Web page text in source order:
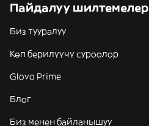
Пайдалуу шилтемелер
Биз тууралуу
Көп берилүүчү суроолор
Glovo Prime
Блог
Биз менен байланышуу